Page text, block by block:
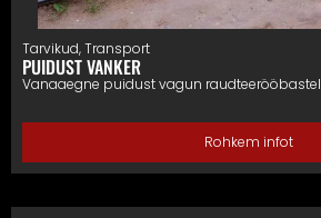
Tarvikud,Transport
PUIDUST VANKER
Vanaaegne puidust vagun raudteerööbastel
Rohkem infot